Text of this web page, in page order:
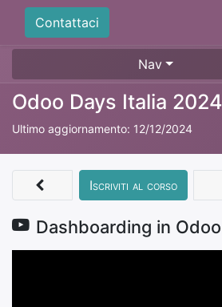
Contattaci
Nav
Odoo Days Italia 2024
Ultimo aggiornamento: 12/12/2024
Dashboarding in Odoo
Iscriviti al corso